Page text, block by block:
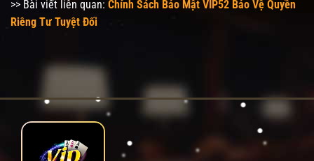
>> Bài viết liên quan: Chính Sách Bảo Mật VIP52 Bảo Vệ Quyền
Riêng Tư Tuyệt Đối